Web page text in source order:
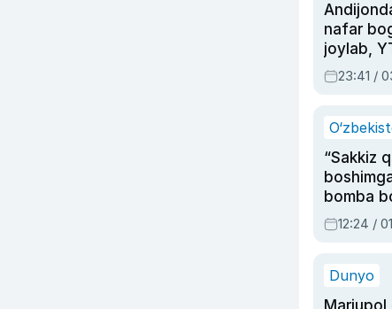
nafar
joylab,
ayolga
23:41 /
“Sakkiz
bomba
Oripovni
12:24 /
Dunyo
Mariupol